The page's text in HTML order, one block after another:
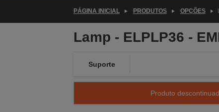
PÁGINA INICIAL PRODUTOS OPÇÕES
Lamp - ELPLP36 -
Suporte
Produto